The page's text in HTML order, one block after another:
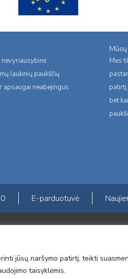
jūsų naršymo patirtį, teikti
taisyklėmis.
laukinių paukščių
neabejingus
Mes
bet
E-parduotuvė
sustiprinimas ir įvaizdžio
Visos teisės saugomos